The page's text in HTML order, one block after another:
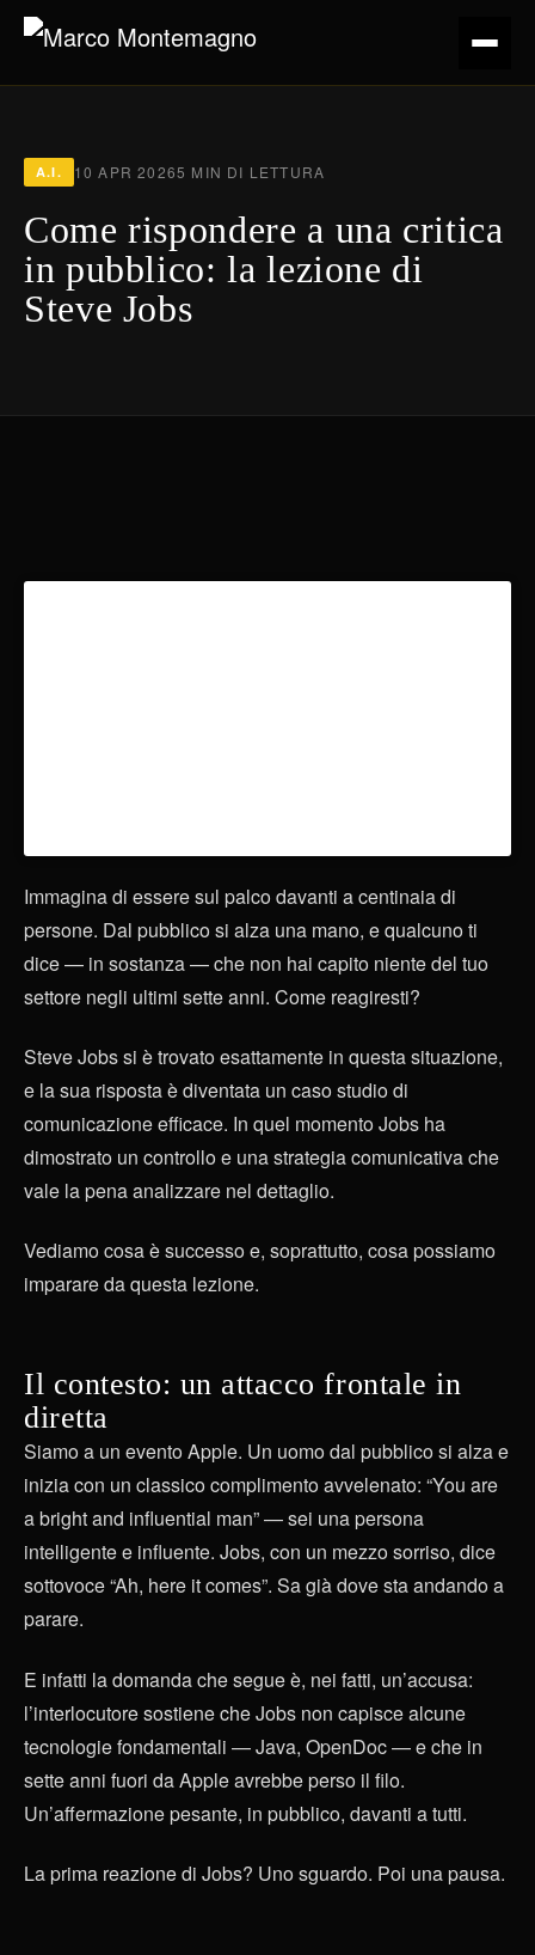
A.I. 10 APR 20265 MIN DI LETTURA
Come rispondere a una critica
in pubblico: la lezione di
Steve Jobs
Immagina di essere sul palco davanti a centinaia di
persone. Dal pubblico si alza una mano, e qualcuno ti
dice — in sostanza — che non hai capito niente del tuo
settore negli ultimi sette anni. Come reagiresti?
Steve Jobs si è trovato esattamente in questa situazione,
e la sua risposta è diventata un caso studio di
comunicazione efficace. In quel momento Jobs ha
dimostrato un controllo e una strategia comunicativa che
vale la pena analizzare nel dettaglio.
Vediamo cosa è successo e, soprattutto, cosa possiamo
imparare da questa lezione.
Il contesto: un attacco frontale in
diretta
Siamo a un evento Apple. Un uomo dal pubblico si alza e
inizia con un classico complimento avvelenato: “You are
a bright and influential man” — sei una persona
intelligente e influente. Jobs, con un mezzo sorriso, dice
sottovoce “Ah, here it comes”. Sa già dove sta andando a
parare.
E infatti la domanda che segue è, nei fatti, un’accusa:
l’interlocutore sostiene che Jobs non capisce alcune
tecnologie fondamentali — Java, OpenDoc — e che in
sette anni fuori da Apple avrebbe perso il filo.
Un’affermazione pesante, in pubblico, davanti a tutti.
La prima reazione di Jobs? Uno sguardo. Poi una pausa.